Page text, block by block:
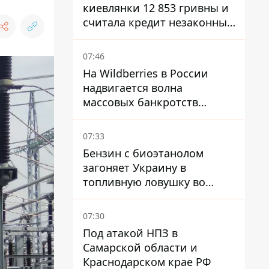
киевлянки 12 853 гривны и
считала кредит незаконным
- что решил суд
07:46
На Wildberries в России
надвигается волна
массовых банкротств
продавцов - Reuters
07:33
Бензин с биоэтанолом
загоняет Украину в
топливную ловушку во
время войны - Сергей Куюн
07:30
Под атакой НПЗ в
Самарской области и
Краснодарском крае РФ